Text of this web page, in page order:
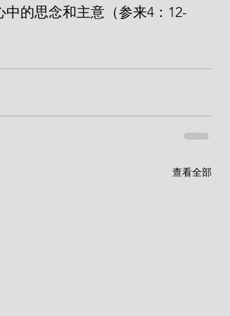
的思念和主意（参来4：12-
查看全部